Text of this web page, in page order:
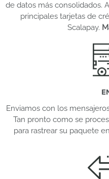
de datos más consolidados.
principales tarjetas de
Scalapay.
Enviamos con los
Tan pronto como se
para rastrear su paquete